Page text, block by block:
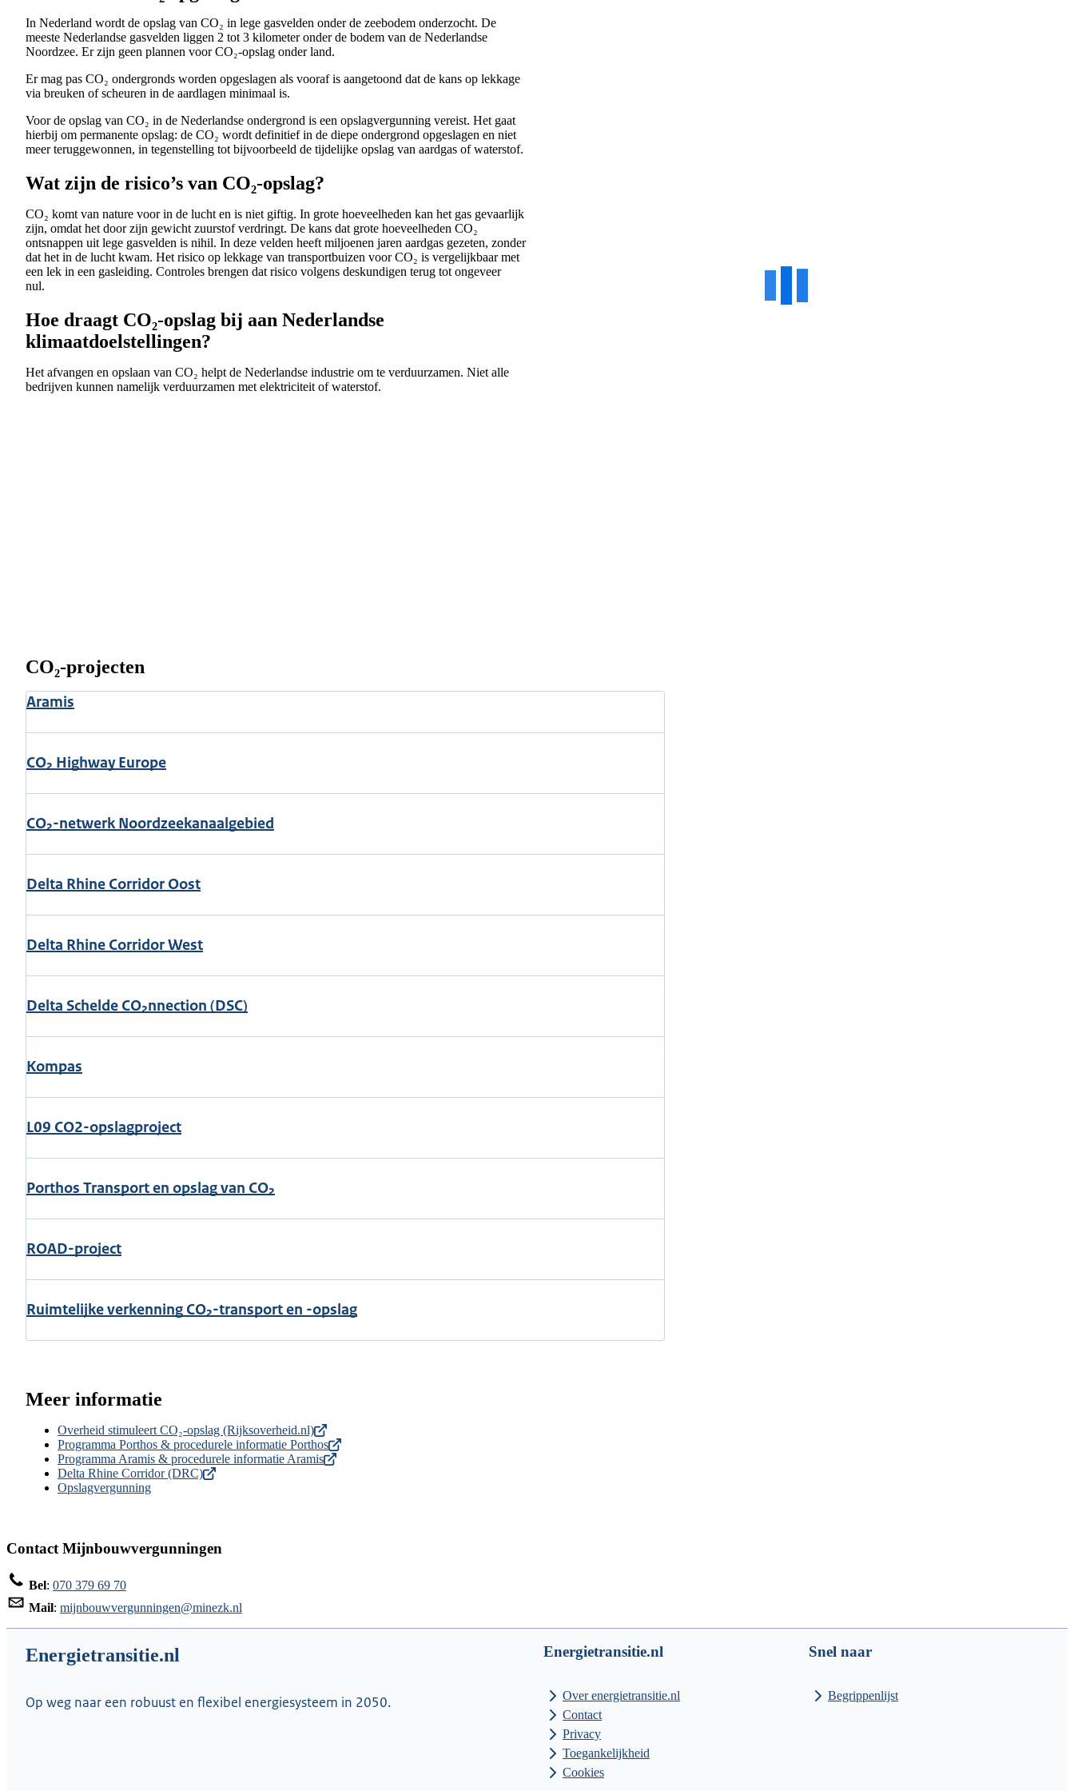
In Nederland wordt de opslag van CO₂ in lege gasvelden onder de zeebodem onderzocht. De
meeste Nederlandse gasvelden liggen 2 tot 3 kilometer onder de bodem van de Nederlandse
Noordzee. Er zijn geen plannen voor CO₂-opslag onder land.
Er mag pas CO₂ ondergronds worden opgeslagen als vooraf is aangetoond dat de kans op lekkage
via breuken of scheuren in de aardlagen minimaal is.
Voor de opslag van CO₂ in de Nederlandse ondergrond is een opslagvergunning vereist. Het gaat
hierbij om permanente opslag: de CO₂ wordt definitief in de diepe ondergrond opgeslagen en niet
meer teruggewonnen, in tegenstelling tot bijvoorbeeld de tijdelijke opslag van aardgas of waterstof.
Wat zijn de risico’s van CO₂-opslag?
CO₂ komt van nature voor in de lucht en is niet giftig. In grote hoeveelheden kan het gas gevaarlijk
zijn, omdat het door zijn gewicht zuurstof verdringt. De kans dat grote hoeveelheden CO₂
ontsnappen uit lege gasvelden is nihil. In deze velden heeft miljoenen jaren aardgas gezeten, zonder
dat het in de lucht kwam. Het risico op lekkage van transportbuizen voor CO₂ is vergelijkbaar met
een lek in een gasleiding. Controles brengen dat risico volgens deskundigen terug tot ongeveer
nul.
Hoe draagt CO₂-opslag bij aan Nederlandse
klimaatdoelstellingen?
Het afvangen en opslaan van CO₂ helpt de Nederlandse industrie om te verduurzamen. Niet alle
bedrijven kunnen namelijk verduurzamen met elektriciteit of waterstof.
CO₂-projecten
Aramis
CO₂ Highway Europe
CO₂-netwerk Noordzeekanaalgebied
Delta Rhine Corridor Oost
Delta Rhine Corridor West
Delta Schelde CO₂nnection (DSC)
Kompas
L09 CO2-opslagproject
Porthos Transport en opslag van CO₂
ROAD-project
Ruimtelijke verkenning CO₂-transport en -opslag
Meer informatie
Overheid stimuleert CO₂-opslag (Rijksoverheid.nl)
Programma Porthos & procedurele informatie Porthos
Programma Aramis & procedurele informatie Aramis
Delta Rhine Corridor (DRC)
Opslagvergunning
Contact Mijnbouwvergunningen
Bel: 070 379 69 70
Mail: mijnbouwvergunningen@minezk.nl
Energietransitie.nl
Op weg naar een robuust en flexibel energiesysteem in 2050.
Energietransitie.nl
Over energietransitie.nl
Contact
Privacy
Toegankelijkheid
Cookies
Snel naar
Begrippenlijst